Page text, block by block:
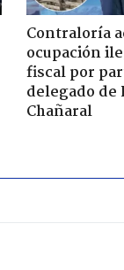
Contraloría
ocupación
fiscal por
delegado de
Chañaral